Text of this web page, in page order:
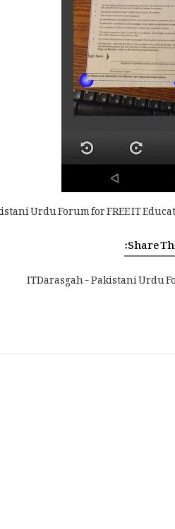
Urdu Forum for FREE IT
Share
ITDarasgah - Pakistani Urdu